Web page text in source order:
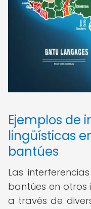
Ejemplos de
lingüísticas
bantúes
Las
bantúes en otros
a través de